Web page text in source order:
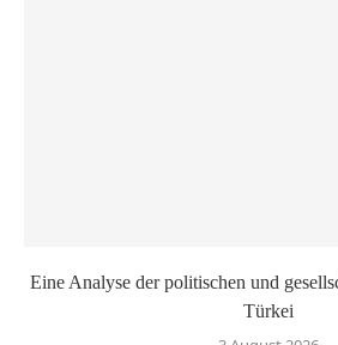
Eine Analyse der politischen und
Türkei